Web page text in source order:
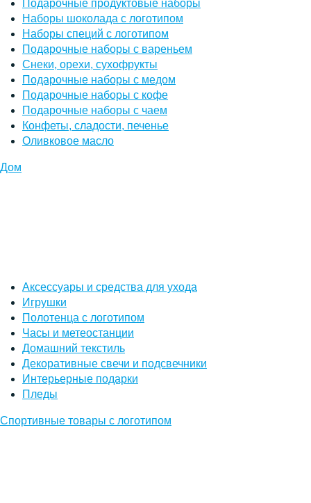
Подарочные продуктовые наборы
Наборы шоколада с логотипом
Наборы специй с логотипом
Подарочные наборы с вареньем
Снеки, орехи, сухофрукты
Подарочные наборы с медом
Подарочные наборы с кофе
Подарочные наборы с чаем
Конфеты, сладости, печенье
Оливковое масло
Дом
Аксессуары и средства для ухода
Игрушки
Полотенца с логотипом
Часы и метеостанции
Домашний текстиль
Декоративные свечи и подсвечники
Интерьерные подарки
Пледы
Спортивные товары с логотипом